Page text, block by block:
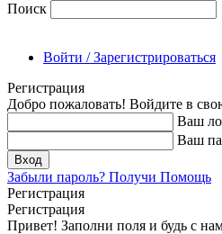
Поиск
Войти / Зарегистрироваться
Регистрация
Добро пожаловать! Войдите в
Ваш
Ваш
Забыли пароль? Получи Помощь
Регистрация
Регистрация
Привет! Заполни поля и будь с